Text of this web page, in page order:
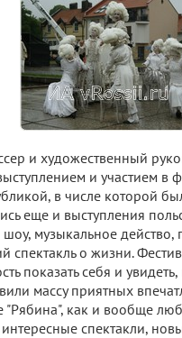
и художественный
и участием в
в числе которой
еще и выступления
музыкальное
спектакль о жизни.
показать себя и
массу приятных
"Рябина", как и вообще
спектакли,